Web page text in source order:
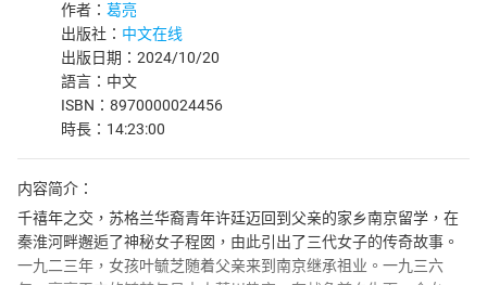
作者： 葛亮
出版社： 中文在线
出版日期：2024/10/20
語言：中文
ISBN：8970000024456
時長：14:23:00
内容简介：
千禧年之交，苏格兰华裔青年许廷迈回到父亲的家乡南京留学，在
秦淮河畔邂逅了神秘女子程囡，由此引出了三代女子的传奇故事。
一九二三年，女孩叶毓芝随着父亲来到南京继承祖业。一九三六